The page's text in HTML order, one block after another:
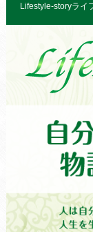
Lifestyle-storyライ